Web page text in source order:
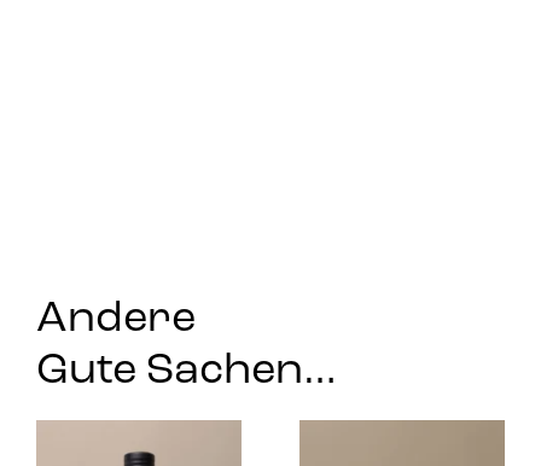
Andere
Gute Sachen…